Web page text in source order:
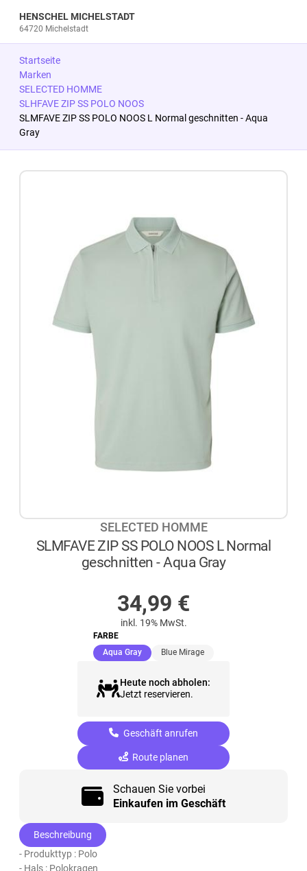
HENSCHEL MICHELSTADT
64720 Michelstadt
Startseite
Marken
SELECTED HOMME
SLHFAVE ZIP SS POLO NOOS
SLMFAVE ZIP SS POLO NOOS L Normal geschnitten - Aqua
Gray
SELECTED HOMME
SLMFAVE ZIP SS POLO NOOS L Normal
geschnitten - Aqua Gray
34,99 €
inkl. 19% MwSt.
FARBE
Aqua Gray(ausgewählt)
Blue Mirage
Heute noch abholen:
Jetzt reservieren.
Geschäft anrufen
Route planen
Schauen Sie vorbei
Einkaufen im Geschäft
Beschreibung
- Produkttyp : Polo
- Hals : Polokragen